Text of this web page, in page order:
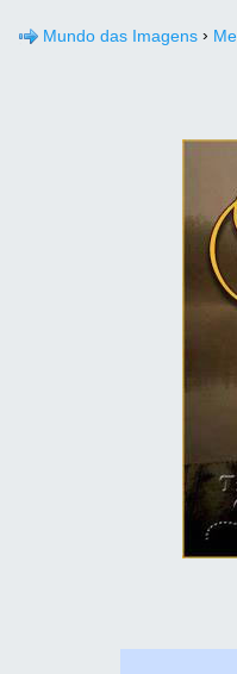
Mundo das Imagens ›